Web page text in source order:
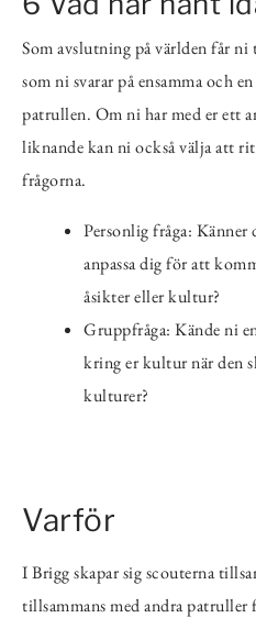
Som avslutning på världen får
som ni svarar på ensamma och
patrullen. Om ni har med er ett
liknande kan ni också välja att
frågorna.
Personlig fråga:
anpassa dig för att
åsikter eller kultur?
Gruppfråga: Kände ni
kring er kultur när den
kulturer?
Varför
I Brigg skapar sig scouterna
tillsammans med andra